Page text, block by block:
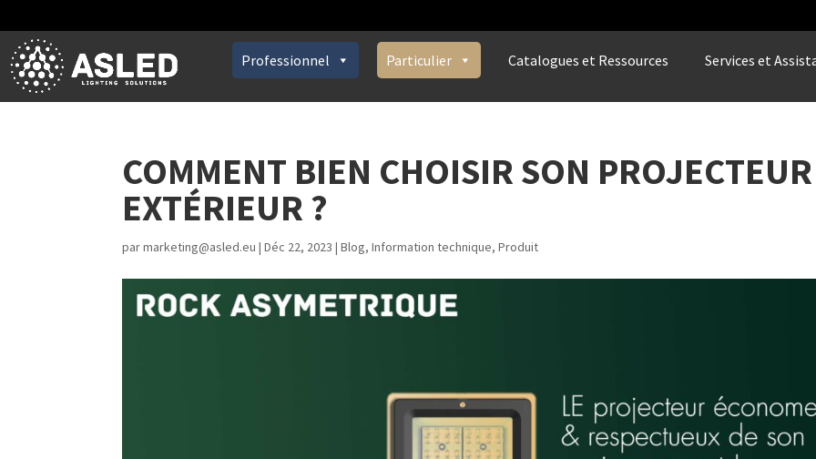
Professionnel Particulier Catalogues et Ressources Services et
COMMENT BIEN CHOISIR SON PROJECTEUR
EXTÉRIEUR ?
parmarketing@asled.eu |Déc 22, 2023 |Blog,Information technique,Produit